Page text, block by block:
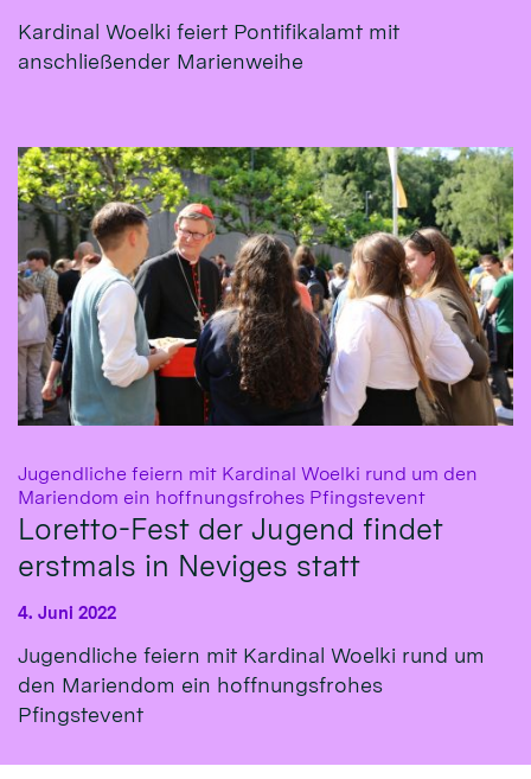
Kardinal Woelki feiert Pontifikalamt mit
anschließender Marienweihe
Jugendliche feiern mit Kardinal Woelki rund um den
Mariendom ein hoffnungsfrohes Pfingstevent:
Loretto-Fest der Jugend findet
erstmals in Neviges statt
4. Juni 2022
Jugendliche feiern mit Kardinal Woelki rund um
den Mariendom ein hoffnungsfrohes
Pfingstevent